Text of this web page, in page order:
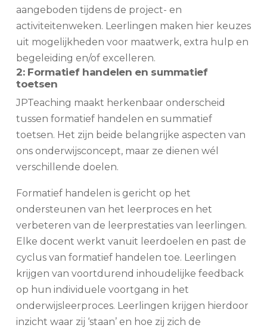
aangeboden tijdens de project- en
activiteitenweken. Leerlingen maken hier keuzes
uit mogelijkheden voor maatwerk, extra hulp en
begeleiding en/of excelleren.
2: Formatief handelen en summatief
toetsen
JPTeaching maakt herkenbaar onderscheid
tussen formatief handelen en summatief
toetsen. Het zijn beide belangrijke aspecten van
ons onderwijsconcept, maar ze dienen wél
verschillende doelen.
Formatief handelen is gericht op het
ondersteunen van het leerproces en het
verbeteren van de leerprestaties van leerlingen.
Elke docent werkt vanuit leerdoelen en past de
cyclus van formatief handelen toe. Leerlingen
krijgen van voortdurend inhoudelijke feedback
op hun individuele voortgang in het
onderwijsleerproces. Leerlingen krijgen hierdoor
inzicht waar zij ‘staan’ en hoe zij zich de